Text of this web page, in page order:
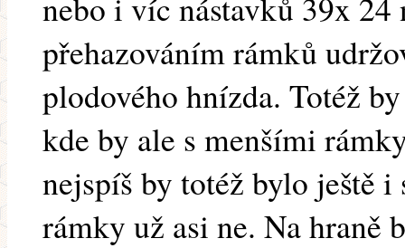
přehazováním rámků
plodového hnízda. Totéž
kde by ale s menšími
nejspíš by totéž bylo ještě
rámky už asi ne. Na hraně